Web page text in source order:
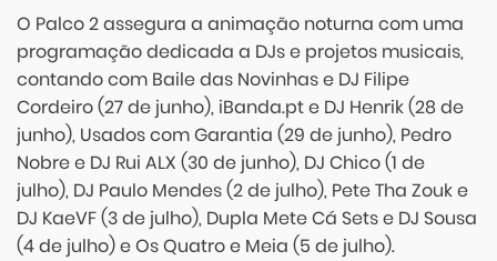
O Palco 2 assegura a animação noturna com uma
programação dedicada a DJs e projetos musicais,
contando com Baile das Novinhas e DJ Filipe
Cordeiro (27 de junho), iBanda.pt e DJ Henrik (28 de
junho), Usados com Garantia (29 de junho), Pedro
Nobre e DJ Rui ALX (30 de junho), DJ Chico (1 de
julho), DJ Paulo Mendes (2 de julho), Pete Tha Zouk e
DJ KaeVF (3 de julho), Dupla Mete Cá Sets e DJ Sousa
(4 de julho) e Os Quatro e Meia (5 de julho).